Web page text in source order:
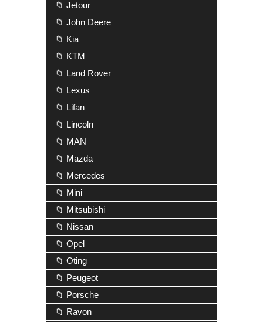
📁 Jetour
📁 John Deere
📁 Kia
📁 KTM
📁 Land Rover
📁 Lexus
📁 Lifan
📁 Lincoln
📁 MAN
📁 Mazda
📁 Mercedes
📁 Mini
📁 Mitsubishi
📁 Nissan
📁 Opel
📁 Oting
📁 Peugeot
📁 Porsche
📁 Ravon